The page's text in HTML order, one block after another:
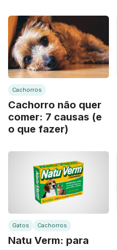
Cachorros
Cachorro não quer
comer: 7 causas (e
o que fazer)
Gatos Cachorros
Natu Verm: para